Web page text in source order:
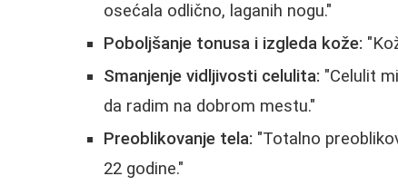
osećala odlično, laganih nogu."
Poboljšanje tonusa i izgleda kože:
Smanjenje vidljivosti celulita: "Celulit
da radim na dobrom mestu."
Preoblikovanje tela: "Totalno
22 godine."